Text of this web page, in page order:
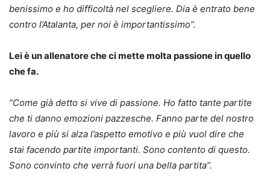
benissimo e ho difficoltà nel scegliere. Dia è entrato bene
contro l’Atalanta, per noi è importantissimo”.
Lei è un allenatore che ci mette molta passione in quello
che fa.
“Come già detto si vive di passione. Ho fatto tante partite
che ti danno emozioni pazzesche. Fanno parte del nostro
lavoro e più si alza l’aspetto emotivo e più vuol dire che
stai facendo partite importanti. Sono contento di questo.
Sono convinto che verrà fuori una bella partita”.